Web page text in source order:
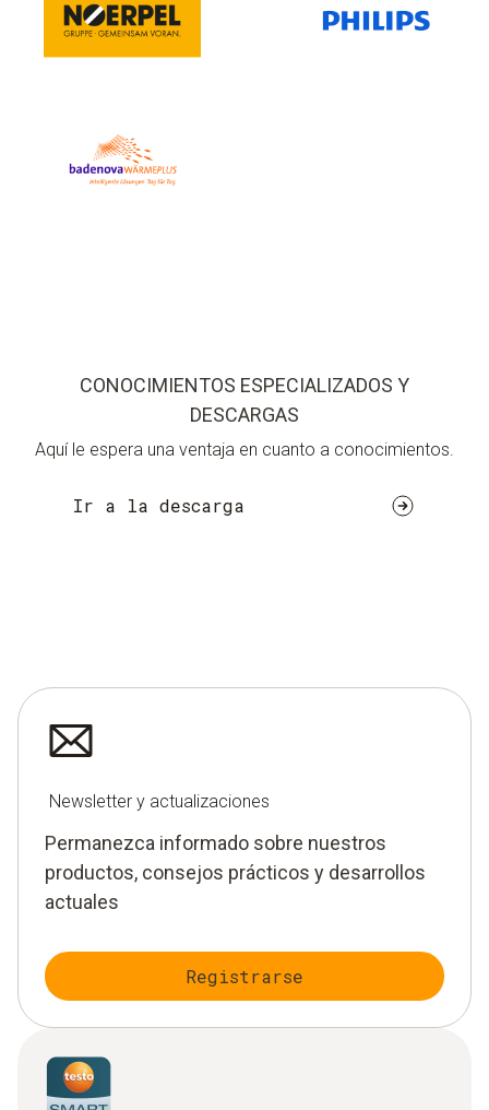
CONOCIMIENTOS ESPECIALIZADOS Y
DESCARGAS
Aquí le espera una ventaja en cuanto a conocimientos.
Ir a la descarga
Newsletter y actualizaciones
Permanezca informado sobre nuestros
productos, consejos prácticos y desarrollos
actuales
Registrarse